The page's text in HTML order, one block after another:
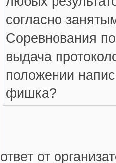
согласно
Соревнования
выдача
положении
фишка?
ответ от